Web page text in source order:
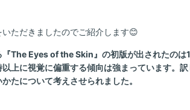
いただきましたのでご紹介します😊
『The Eyes of the Skin』の初版が出されたの
上に視覚に偏重する傾向は強まっています。
たについて考えさせられました。